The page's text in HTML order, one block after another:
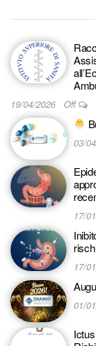
19/04/2026 Off
03/
17/
17/
01/